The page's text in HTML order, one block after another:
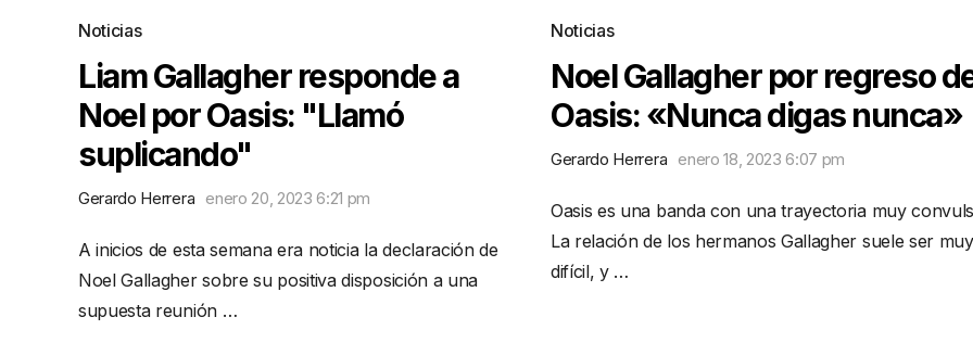
Noticias
Liam Gallagher responde a
Noel por Oasis: "Llamó
suplicando"
Gerardo Herrera enero 20, 2023 6:21 pm
A inicios de esta semana era noticia la declaración de
Noel Gallagher sobre su positiva disposición a una
supuesta reunión …
Noticias
Noel Gallagher por regreso
Oasis: «Nunca digas nunca»
Gerardo Herrera enero 18, 2023 6:07 pm
Oasis es una banda con una trayectoria muy
La relación de los hermanos Gallagher suele ser muy
difícil, y …